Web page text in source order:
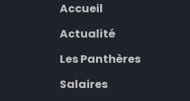
Accueil
Actualité
Les Panthères
Salaires